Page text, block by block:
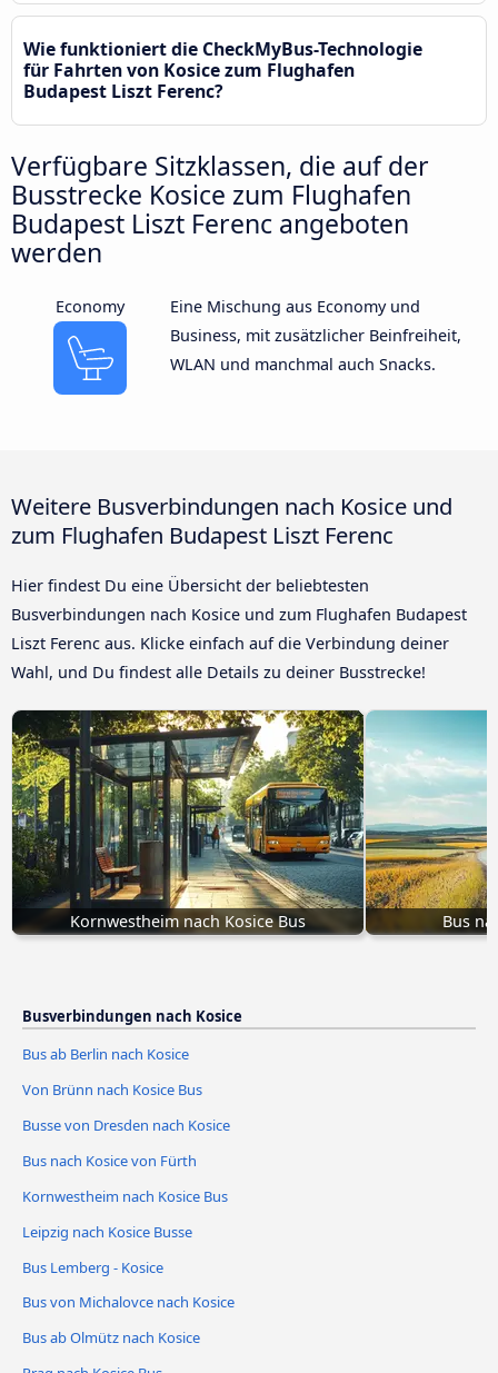
Wie funktioniert die CheckMyBus-Technologie
für Fahrten von Kosice zum Flughafen
Budapest Liszt Ferenc?
Verfügbare Sitzklassen, die auf der
Busstrecke Kosice zum Flughafen
Budapest Liszt Ferenc angeboten
werden
Economy
Eine Mischung aus Economy und
Business, mit zusätzlicher Beinfreiheit,
WLAN und manchmal auch Snacks.
Weitere Busverbindungen nach Kosice und
zum Flughafen Budapest Liszt Ferenc
Hier findest Du eine Übersicht der beliebtesten
Busverbindungen nach Kosice und zum Flughafen Budapest
Liszt Ferenc aus. Klicke einfach auf die Verbindung deiner
Wahl, und Du findest alle Details zu deiner Busstrecke!
Kornwestheim nach Kosice Bus Bus
Busverbindungen nach Kosice
Bus ab Berlin nach Kosice
Von Brünn nach Kosice Bus
Busse von Dresden nach Kosice
Bus nach Kosice von Fürth
Kornwestheim nach Kosice Bus
Leipzig nach Kosice Busse
Bus Lemberg - Kosice
Bus von Michalovce nach Kosice
Bus ab Olmütz nach Kosice